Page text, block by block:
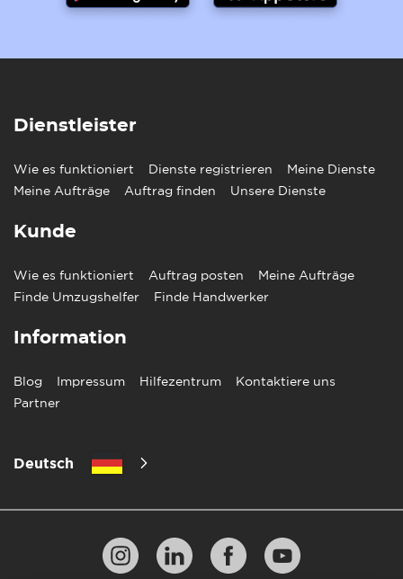
Dienstleister
Wie es funktioniert Dienste registrieren
Meine Dienste
Meine Aufträge
Auftrag finden Unsere Dienste
Kunde
Wie es funktioniert Auftrag posten
Meine Aufträge
Finde Umzugshelfer
Finde Handwerker
Information
Blog Impressum Hilfezentrum
Kontaktiere uns
Partner
Deutsch